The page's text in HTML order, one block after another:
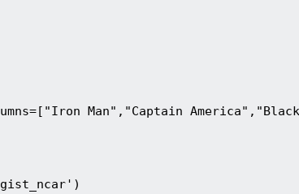
Man","Captain